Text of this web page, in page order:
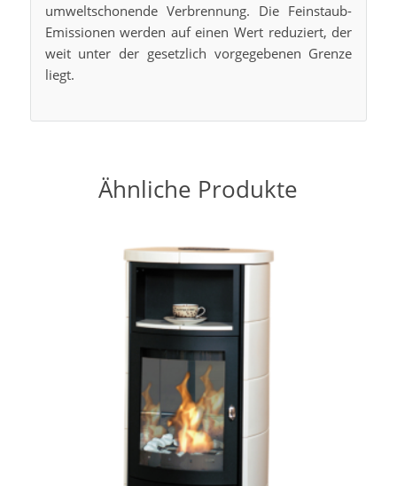
umweltschonende Verbrennung. Die Feinstaub-
Emissionen werden auf einen Wert reduziert, der
weit unter der gesetzlich vorgegebenen Grenze
liegt.
Ähnliche Produkte